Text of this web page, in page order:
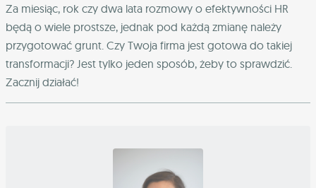
Za miesiąc, rok czy dwa lata rozmowy o efektywności HR
będą o wiele prostsze, jednak pod każdą zmianę należy
przygotować grunt. Czy Twoja firma jest gotowa do takiej
transformacji? Jest tylko jeden sposób, żeby to sprawdzić.
Zacznij działać!